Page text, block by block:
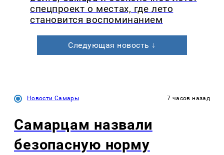
спецпроект о местах, где лето
становится воспоминанием
Следующая новость ↓
Новости Самары 7 часов назад
Самарцам назвали
безопасную норму